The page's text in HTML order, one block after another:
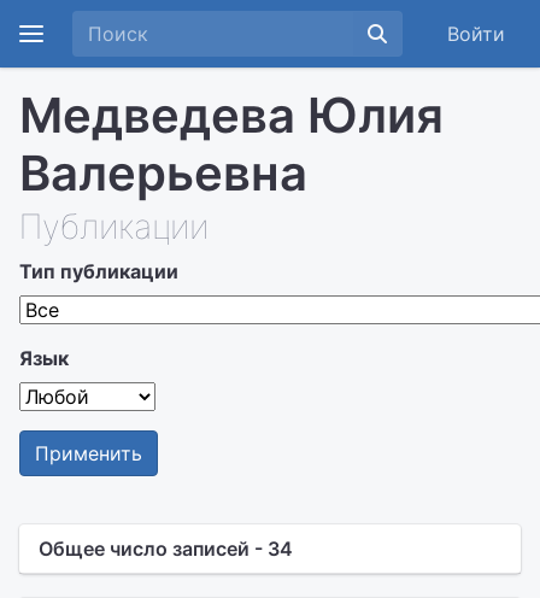
Войти
Медведева Юлия
Валерьевна
Публикации
Тип публикации
Язык
Применить
Общее число записей - 34